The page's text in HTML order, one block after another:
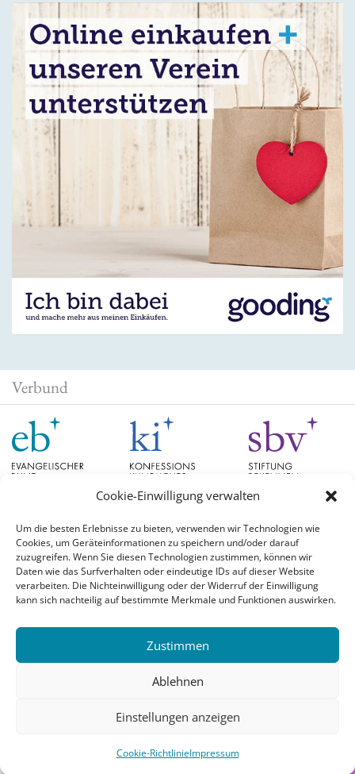
Cookie-Einwilligung verwalten
Um die besten Erlebnisse zu bieten, verwenden wir Technologien wie
Cookies, um Geräteinformationen zu speichern und/oder darauf
zuzugreifen. Wenn Sie diesen Technologien zustimmen, können wir
Daten wie das Surfverhalten oder eindeutige IDs auf dieser Website
verarbeiten. Die Nichteinwilligung oder der Widerruf der Einwilligung
kann sich nachteilig auf bestimmte Merkmale und Funktionen auswirken.
Zustimmen
Ablehnen
Einstellungen anzeigen
Cookie-RichtlinieImpressum
Verbund
Schlagwörter
#aufgetischt Christian Schad Diskussion EB Bayern EB Hessen Evangelische
Monatsspruch
Reformation Theologie
Ukraine Ökumene
© 2026 Evangelischer Bund |